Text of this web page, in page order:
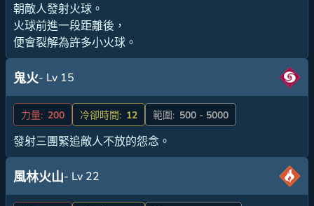
朝敵人發射火球。
火球前進一段距離後，
便會裂解為許多小火球。
鬼火- Lv 15
力量: 200 冷卻時間: 12 範圍: 500 - 5000
發射三團緊追敵人不放的怨念。
風林火山- Lv 22